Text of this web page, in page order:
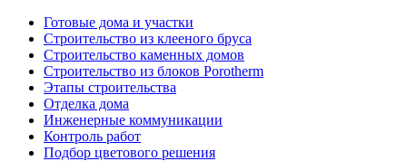
Готовые дома и участки
Строительство из клееного бруса
Строительство каменных домов
Строительство из блоков Porotherm
Этапы строительства
Отделка дома
Инженерные коммуникации
Контроль работ
Подбор цветового решения